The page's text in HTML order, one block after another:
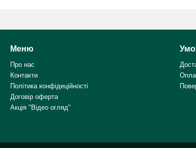
Меню
Про нас
Контакти
Політика конфідеційності
Договір оферта
Акція "Відео огляд"